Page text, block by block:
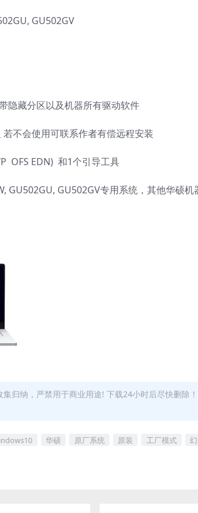
GU502GV
隐藏分区以及机器所有驱动软件
不会使用可联系作者有偿远程安装
OFS EDN) 和1个引导工具
GU502GU, GU502GV专用系统，其他华硕机
归纳，严禁用于商业用途! 下载24小时后尽快删除
华硕 原厂系统 原装 工厂模式